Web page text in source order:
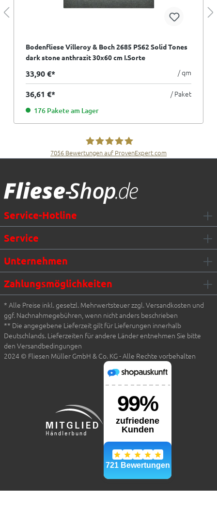
Bodenfliese Villeroy & Boch 2685 PS62 Solid Tones
dark stone anthrazit 30x60 cm I.Sorte
33,90 €* / qm
36,61 €* / Paket
176 Pakete am Lager
7056 Bewertungen auf ProvenExpert.com
Service-Hotline
Service
Unternehmen
Zahlungsmöglichkeiten
* Alle Preise inkl. gesetzl. Mehrwertsteuer zzgl. Versandkosten und
ggf. Nachnahmegebühren, wenn nicht anders beschrieben
** Die angegebene Lieferzeit gilt für Lieferungen innerhalb
Deutschlands. Lieferzeiten für andere Länder entnehmen Sie bitte
den Versandbedingungen
2024 © Fliesen Müller GmbH & Co. KG - Alle Rechte vorbehalten